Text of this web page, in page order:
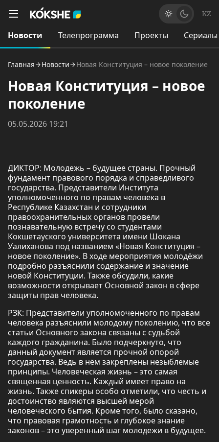
KZ
Новости Телепрограмма Проекты Сериалы
Главная Новости Новая Конституция – новое поколение
Новая Конституция – новое
поколение
05.05.2026 19:21
ДИКТОР: Молодежь – будущее страны. Прочный
фундамент правового порядка и справедливого
государства. Представители Института
уполномоченного по правам человека в
Республике Казахстан и сотрудники
правоохранительных органов провели
познавательную встречу со студентами
Кокшетауского университета имени Шокана
Уалиханова под названием «Новая Конституция –
новое поколение». В ходе мероприятия молодёжи
подробно разъяснили содержание и значение
новой Конституции. Также обсудили, какие
возможности открывает Основной закон в сфере
защиты прав человека.
РЗК: Представители уполномоченного по правам
человека разъяснили молодому поколению, что все
статьи Основного закона связаны с судьбой
каждого гражданина. Было подчеркнуто, что
данный документ является прочной опорой
государства. Ведь в нём закреплены незыблемые
принципы. Человеческая жизнь – это самая
священная ценность. Каждый имеет право на
жизнь. Также спикеры особо отметили, что честь и
достоинство являются высшей мерой
человеческого бытия. Кроме того, было сказано,
что правовая грамотность и глубокое знание
законов – это уверенный шаг молодежи в будущее.